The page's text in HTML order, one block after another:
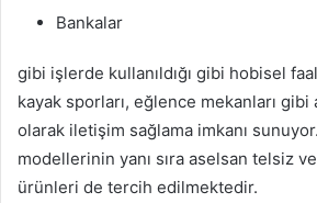
Bankalar
gibi işlerde kullanıldığı gibi hobisel
kayak sporları, eğlence mekanları
olarak iletişim sağlama imkanı
modellerinin yanı sıra aselsan telsiz
ürünleri de tercih edilmektedir.